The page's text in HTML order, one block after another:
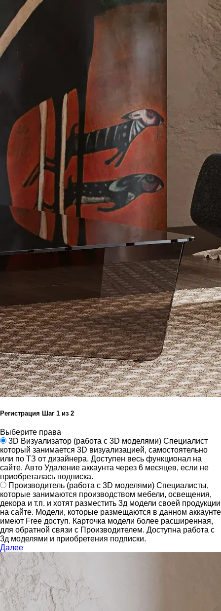
Регистрация Шаг 1 из 2
Выберите права
3D Визуализатор (работа с 3D моделями) Специалист
который занимается 3D визуализацией, самостоятельно
или по ТЗ от дизайнера. Доступен весь функционал на
сайте. Авто Удаление аккаунта через 6 месяцев, если не
приобреталась подписка.
Производитель (работа с 3D моделями) Специалисты,
которые занимаются производством мебели, освещения,
декора и т.п. и хотят разместить 3д модели своей продукции
на сайте. Модели, которые размещаются в данном аккаунте
имеют Free доступ. Карточка модели более расширенная,
для обратной связи с Производителем. Доступна работа с
3д моделями и приобретения подписки.
Далее